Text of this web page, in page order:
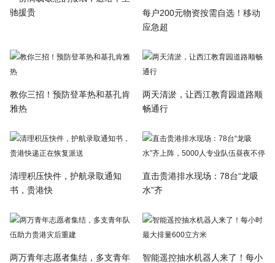
驰援贵
每户200元物资按需自选！移动
应急超
教你三招！预防登革热和基孔肯
雅热
两天清淤，让西江教育园道路顺
畅通行
清理积压快件，护航录取通知
书，贵港快
直击贵港排水现场：78台“龙吸
水”齐
两万青年志愿者集结，多支青年
智能遥控抽水机器人来了！每小